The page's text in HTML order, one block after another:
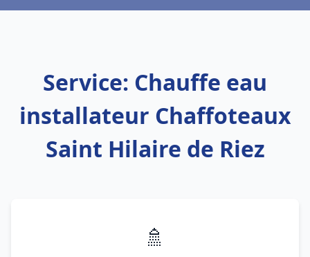
Service: Chauffe eau
installateur Chaffoteaux
Saint Hilaire de Riez
🚿